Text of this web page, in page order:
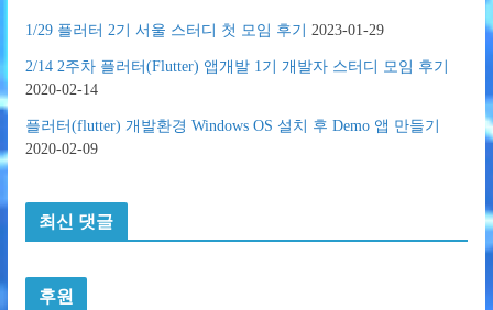
1/29 플러터 2기 서울 스터디 첫 모임 후기 2023-01-29
2/14 2주차 플러터(Flutter) 앱개발 1기 개발자 스터디 모임 후기
2020-02-14
플러터(flutter) 개발환경 Windows OS 설치 후 Demo 앱 만들기
2020-02-09
최신 댓글
후원